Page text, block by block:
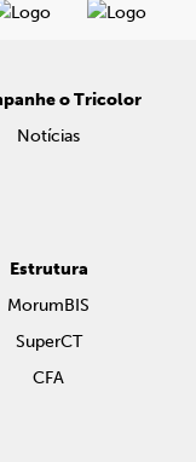
o Tricolor
Notícias
Estrutura
MorumBIS
SuperCT
CFA